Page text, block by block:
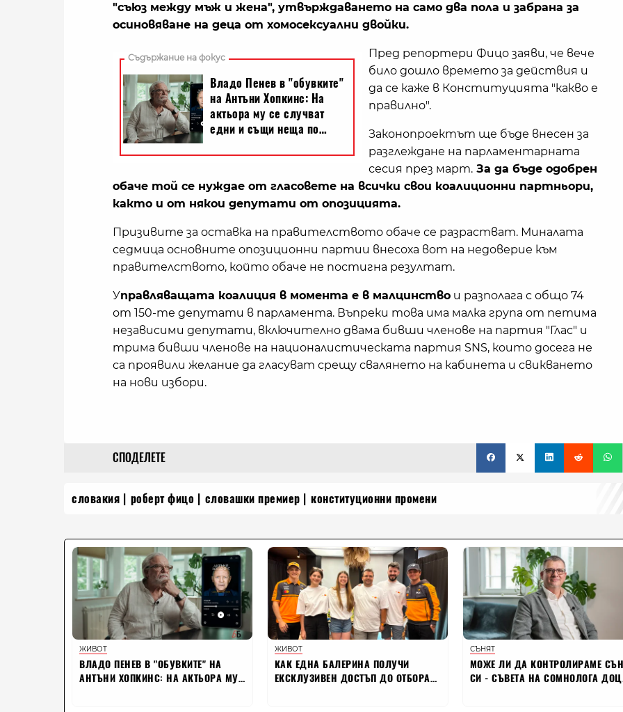
"съюз между мъж и жена", утвърждаването на само два пола и забрана за
осиновяване на деца от хомосексуални двойки.
Пред репортери Фицо заяви, че вече
било дошло времето за действия и
да се каже в Конституцията "какво е
правилно".
Законопроектът ще бъде внесен за
разглеждане на парламентарната
сесия през март. За да бъде одобрен
обаче той се нуждае от гласовете на всички свои коалиционни партньори,
както и от някои депутати от опозицията.
Призивите за оставка на правителството обаче се разрастват. Миналата
седмица основните опозиционни партии внесоха вот на недоверие към
правителството, който обаче не постигна резултат.
Управляващата коалиция в момента е в малцинство и разполага с общо 74
от 150-те депутати в парламента. Въпреки това има малка група от петима
независими депутати, включително двама бивши членове на партия "Глас" и
трима бивши членове на националистическата партия SNS, които досега не
са проявили желание да гласуват срещу свалянето на кабинета и свикването
на нови избори.
СПОДЕЛЕТЕ
словакия роберт фицо словашки премиер конституционни промени